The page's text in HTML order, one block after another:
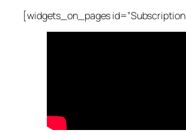
[widgets_on_pages